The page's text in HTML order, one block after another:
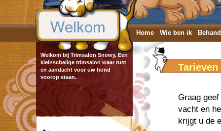
Home Wie ben ik
Welkom bij Trimsalon Snowy. Een
kleinschalige trimsalon waar rust
en aandacht voor uw hond
voorop staan.
Tarieven
Graag
vacht en
krijgt u de